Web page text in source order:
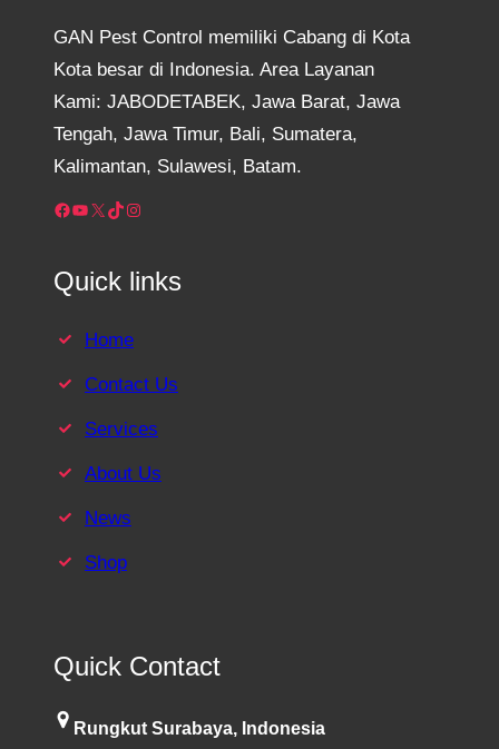
GAN Pest Control memiliki Cabang di Kota
Kota besar di Indonesia. Area Layanan
Kami: JABODETABEK, Jawa Barat, Jawa
Tengah, Jawa Timur, Bali, Sumatera,
Kalimantan, Sulawesi, Batam.
Facebook YouTube X TikTok Instagram
Quick links
Home
Contact Us
Services
About Us
News
Shop
Quick Contact
Rungkut Surabaya, Indonesia